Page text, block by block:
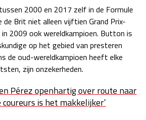
za 22:00 - 23:00
zo 21:00 - 23:00
za 05:00 - 06:00
zo 05:00 - 07:00
2026 04 - 06 dec
zo 14:00 - 16:00
2000 en 2017 zelf in de Formule
de Brit niet alleen vijftien Grand Prix-
2009 ook wereldkampioen. Button is
op het gebied van presteren
de oud-wereldkampioen heeft elke
zijn onzekerheden.
Pérez openhartig over route naar
coureurs is het makkelijker’